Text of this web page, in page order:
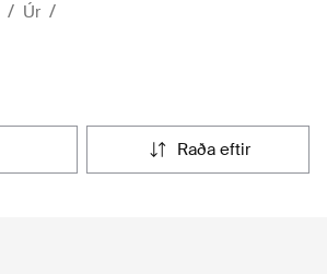
Úr
raða eftir